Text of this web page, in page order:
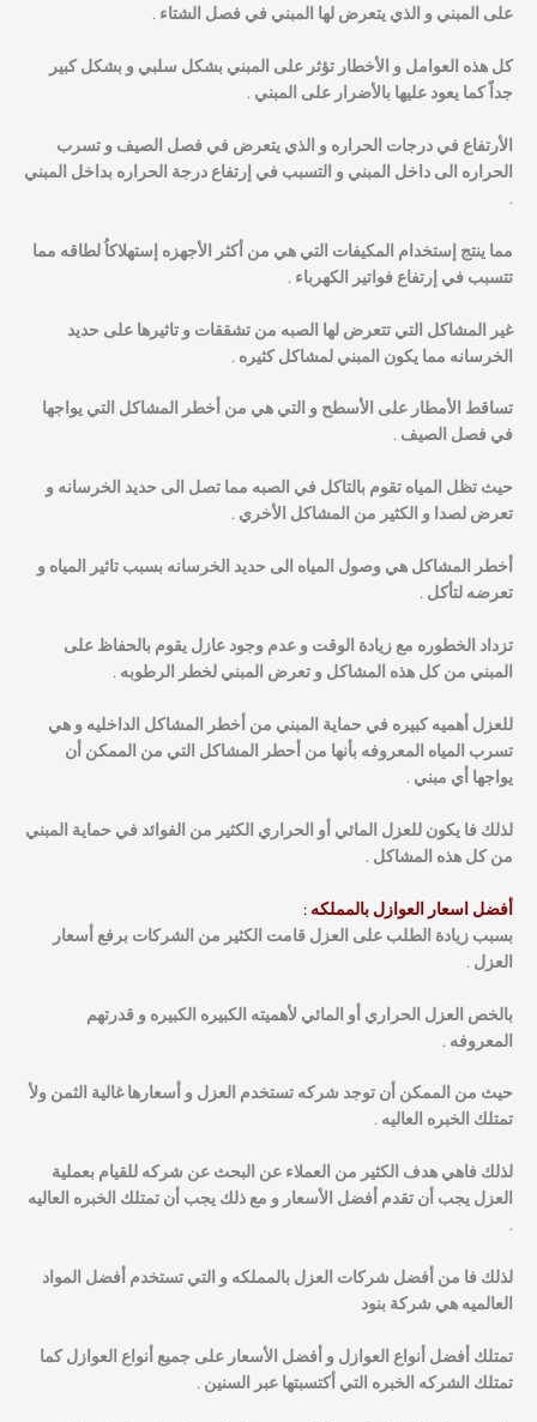
على المبني و الذي يتعرض لها المبني في فصل الشتاء .
كل هذه العوامل و الأخطار تؤثر على المبني بشكل سلبي و بشكل كبير
جداً كما يعود عليها بالأضرار على المبني .
الأرتفاع في درجات الحراره و الذي يتعرض في فصل الصيف و تسرب
الحراره الى داخل المبني و التسبب في إرتفاع درجة الحراره بداخل المبني
.
مما ينتج إستخدام المكيفات التي هي من أكثر الأجهزه إستهلاكاُ لطاقه مما
تتسبب في إرتفاع فواتير الكهرباء .
غير المشاكل التي تتعرض لها الصبه من تشققات و تاثيرها على حديد
الخرسانه مما يكون المبني لمشاكل كثيره .
تساقط الأمطار على الأسطح و التي هي من أخطر المشاكل التي يواجها
في فصل الصيف .
حيث تظل المياه تقوم بالتاكل في الصبه مما تصل الى حديد الخرسانه و
تعرض لصدا و الكثير من المشاكل الأخري .
أخطر المشاكل هي وصول المياه الى حديد الخرسانه بسبب تاثير المياه و
تعرضه لتأكل .
تزداد الخطوره مع زيادة الوقت و عدم وجود عازل يقوم بالحفاظ على
المبني من كل هذه المشاكل و تعرض المبني لخطر الرطوبه .
للعزل أهميه كبيره في حماية المبني من أخطر المشاكل الداخليه و هي
تسرب المياه المعروفه بأنها من أحطر المشاكل التي من الممكن أن
يواجها أي مبني .
لذلك فا يكون للعزل المائي أو الحراري الكثير من الفوائد في حماية المبني
من كل هذه المشاكل .
أفضل اسعار العوازل بالمملكه :
بسبب زيادة الطلب على العزل قامت الكثير من الشركات برفع أسعار
العزل .
بالخص العزل الحراري أو المائي لأهميته الكبيره الكبيره و قدرتهم
المعروفه .
حيث من الممكن أن توجد شركه تستخدم العزل و أسعارها غالية الثمن ولأ
تمتلك الخبره العاليه .
لذلك فاهي هدف الكثير من العملاء عن البحث عن شركه للقيام بعملية
العزل يجب أن تقدم أفضل الأسعار و مع ذلك يجب أن تمتلك الخبره العاليه
.
لذلك فا من أفضل شركات العزل بالمملكه و التي تستخدم أفضل المواد
العالميه هي شركة بنود
تمتلك أفضل أنواع العوازل و أفضل الأسعار على جميع أنواع العوازل كما
تمتلك الشركه الخبره التي أكتسبتها عبر السنين .